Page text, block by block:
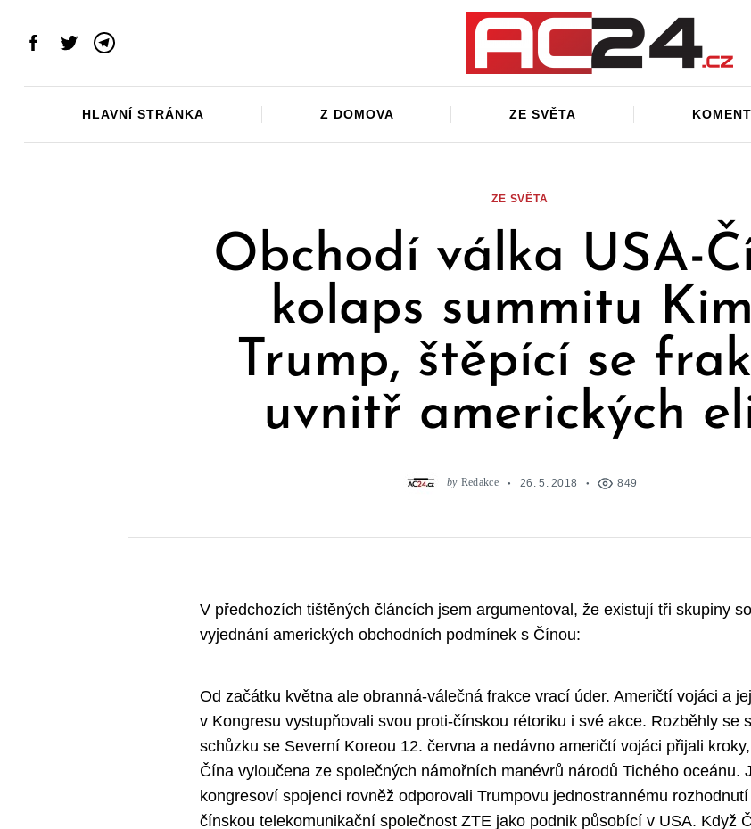
Facebook
TwitterTelegram
HLAVNÍ STRÁNKA Z DOMOVA ZE SVĚTA
ZE SVĚTA
Obchodí válka USA-
kolaps summitu
Trump, štěpící se
uvnitř amerických
by Redakce 26. 5. 2018 849
V předchozích tištěných článcích jsem argumentoval, že existují tři skupiny
vyjednání amerických obchodních podmínek s Čínou:
Od začátku května ale obranná-válečná frakce vrací úder. Američtí vojáci a
v Kongresu vystupňovali svou proti-čínskou rétoriku i své akce. Rozběhly se
schůzku se Severní Koreou 12. června a nedávno američtí vojáci přijali
Čína vyloučena ze společných námořních manévrů národů Tichého oceánu.
kongresoví spojenci rovněž odporovali Trumpovu jednostrannému
čínskou telekomunikační společnost ZTE jako podnik působící v USA. Když